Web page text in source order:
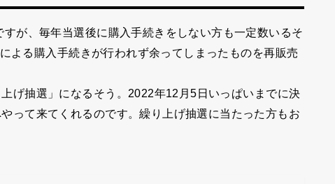
が、毎年当選後に購入手続きをしない方も一定数いるそ
よる購入手続きが行われず余ってしまったものを再販売
げ抽選」になるそう。2022年12月5日いっぱいまでに決
って来てくれるのです。繰り上げ抽選に当たった方もお